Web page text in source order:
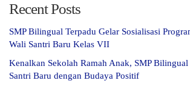
Recent Posts
SMP Bilingual Terpadu Gelar Sosialisasi
Wali Santri Baru Kelas VII
Kenalkan Sekolah Ramah Anak, SMP
Santri Baru dengan Budaya Positif